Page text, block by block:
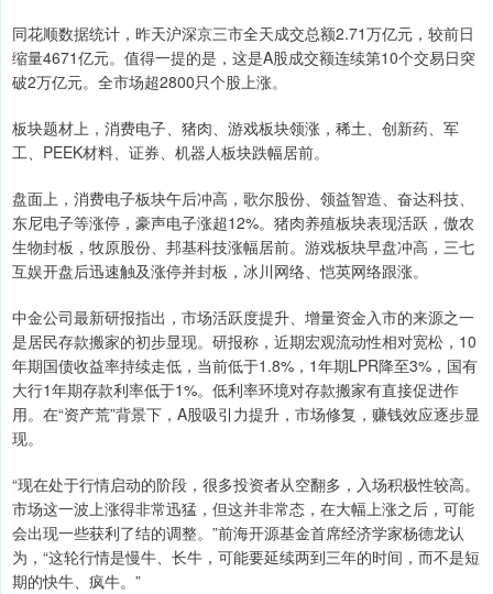
同花顺数据统计，昨天沪深京三市全天成交总额2.71万亿元，较前日
缩量4671亿元。值得一提的是，这是A股成交额连续第10个交易日突
破2万亿元。全市场超2800只个股上涨。
板块题材上，消费电子、猪肉、游戏板块领涨，稀土、创新药、军
工、PEEK材料、证券、机器人板块跌幅居前。
盘面上，消费电子板块午后冲高，歌尔股份、领益智造、奋达科技、
东尼电子等涨停，豪声电子涨超12%。猪肉养殖板块表现活跃，傲农
生物封板，牧原股份、邦基科技涨幅居前。游戏板块早盘冲高，三七
互娱开盘后迅速触及涨停并封板，冰川网络、恺英网络跟涨。
中金公司最新研报指出，市场活跃度提升、增量资金入市的来源之一
是居民存款搬家的初步显现。研报称，近期宏观流动性相对宽松，10
年期国债收益率持续走低，当前低于1.8%，1年期LPR降至3%，国有
大行1年期存款利率低于1%。低利率环境对存款搬家有直接促进作
用。在“资产荒”背景下，A股吸引力提升，市场修复，赚钱效应逐步显
现。
“现在处于行情启动的阶段，很多投资者从空翻多，入场积极性较高。
市场这一波上涨得非常迅猛，但这并非常态，在大幅上涨之后，可能
会出现一些获利了结的调整。”前海开源基金首席经济学家杨德龙认
为，“这轮行情是慢牛、长牛，可能要延续两到三年的时间，而不是短
期的快牛、疯牛。”